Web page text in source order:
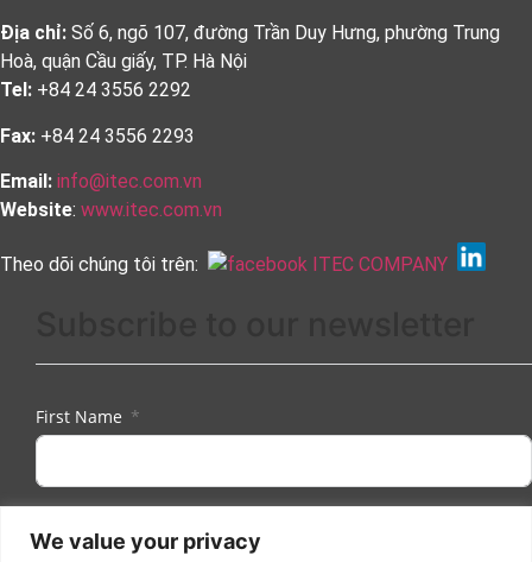
We value your privacy
Địa chỉ: Số 6, ngõ 107, đường Trần Duy Hưng, phường Trung
Hoà, quận Cầu giấy, TP. Hà Nội
Tel: +84 24 3556 2292
Fax: +84 24 3556 2293
Email: info@itec.com.vn
Website: www.itec.com.vn
Theo dõi chúng tôi trên:
First Name